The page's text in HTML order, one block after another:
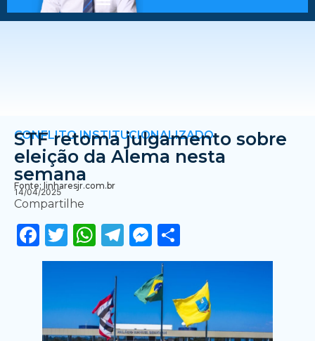
CONFLITO INSTITUCIONALIZADO
STF retoma julgamento sobre
eleição da Alema nesta
semana
Fonte: linharesjr.com.br
14/04/2025
Compartilhe
Facebook
Twitter
WhatsApp
Telegram
Messenger